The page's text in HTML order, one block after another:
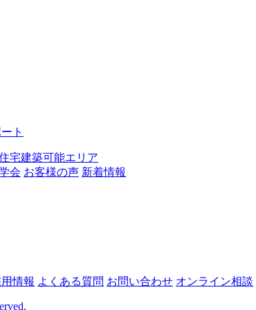
ト
宅建築可能エリア
会 お客様の声 新着情報
情報 よくある質問 お問い合わせ オンライン相談